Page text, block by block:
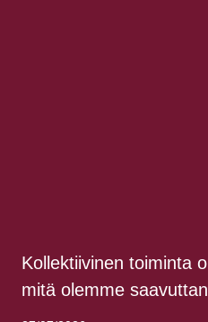
Kollektiivinen toiminta
mitä olemme